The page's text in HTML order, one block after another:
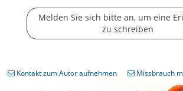
Melden Sie sich bitte an, um eine
zu schreiben
Kontakt zum Autor aufnehmen Missbrauch